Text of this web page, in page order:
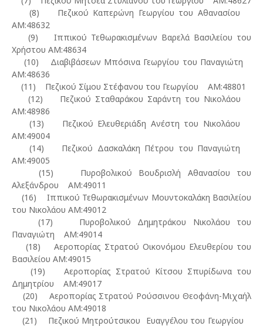
(8) Πεζικού Καπερώνη Γεωργίου του Αθανασίου
ΑΜ:48632
(9) Ιππικού Τεθωρακισμένων Βαρελά Βασιλείου του
Χρήστου ΑΜ:48634
(10) Διαβιβάσεων Μπόσινα Γεωργίου του Παναγιώτη
ΑΜ:48636
(11) Πεζικού Σίμου Στέφανου του Γεωργίου ΑΜ:48801
(12) Πεζικού Σταθαράκου Σαράντη του Νικολάου
ΑΜ:48986
(13) Πεζικού Ελευθεριάδη Ανέστη του Νικολάου
ΑΜ:49004
(14) Πεζικού Δασκαλάκη Πέτρου του Παναγιώτη
ΑΜ:49005
(15) Πυροβολικού Βουδρισλή Αθανασίου του
Αλεξάνδρου ΑΜ:49011
(16) Ιππικού Τεθωρακισμένων Μουντοκαλάκη Βασιλείου
του Νικολάου ΑΜ:49012
(17) Πυροβολικού Δημητράκου Νικολάου του
Παναγιώτη ΑΜ:49014
(18) Αεροπορίας Στρατού Οικονόμου Ελευθερίου του
Βασιλείου ΑΜ:49015
(19) Αεροπορίας Στρατού Κίτσου Σπυρίδωνα του
Δημητρίου ΑΜ:49017
(20) Αεροπορίας Στρατού Ρούσσινου Θεοφάνη-Μιχαήλ
του Νικολάου ΑΜ:49018
(21) Πεζικού Μητρούτσικου Ευαγγέλου του Γεωργίου